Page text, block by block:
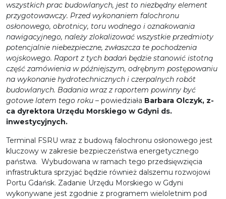
wszystkich prac budowlanych, jest to niezbędny element
przygotowawczy. Przed wykonaniem falochronu
osłonowego, obrotnicy, toru wodnego i oznakowania
nawigacyjnego, należy zlokalizować wszystkie przedmioty
potencjalnie niebezpieczne, zwłaszcza te pochodzenia
wojskowego. Raport z tych badań będzie stanowić istotną
część zamówienia w późniejszym, odrębnym postępowaniu
na wykonanie hydrotechnicznych i czerpalnych robót
budowlanych. Badania wraz z raportem powinny być
gotowe latem tego roku – powiedziała Barbara Olczyk, z-
ca dyrektora Urzędu Morskiego w Gdyni ds.
inwestycyjnych.
Terminal FSRU wraz z budową falochronu osłonowego jest
kluczowy w zakresie bezpieczeństwa energetycznego
państwa. Wybudowana w ramach tego przedsięwzięcia
infrastruktura sprzyjać będzie również dalszemu rozwojowi
Portu Gdańsk. Zadanie Urzędu Morskiego w Gdyni
wykonywane jest zgodnie z programem wieloletnim pod